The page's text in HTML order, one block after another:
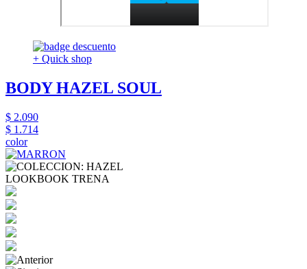
+ Quick shop
BODY HAZEL SOUL
$ 2.090
$ 1.714
color
LOOKBOOK TRENA